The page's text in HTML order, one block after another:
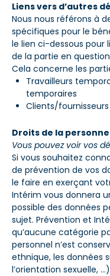
Liens vers d’autres
Nous nous référons à
spécifiques pour le
le lien ci-dessous pour
de la partie en
Cela concerne les
Travailleurs
temporaires
Clients/fournisseurs
Droits de la
Vous pouvez voir vos
Si vous souhaitez
de prévention de vos
le faire en exerçant
Intérim vous donnera
possible des données
sujet. Prévention et
qu’aucune catégorie
personnel n’est
ethnique, les données
l’orientation sexuelle,